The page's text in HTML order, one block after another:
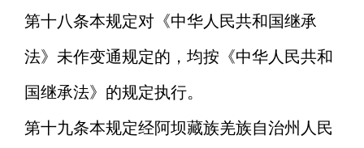
第十八条本规定对《中华人民共和国继承
法》未作变通规定的，均按《中华人民共和
国继承法》的规定执行。
第十九条本规定经阿坝藏族羌族自治州人民